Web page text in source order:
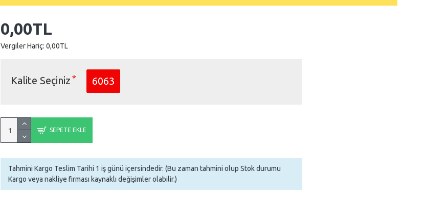
0,00TL
Vergiler Hariç: 0,00TL
SEPETE EKLE
Kalite Seçiniz 6063
Tahmini Kargo Teslim Tarihi 1 iş günü içersindedir. (Bu zaman tahmini olup Stok durumu
Kargo veya nakliye firması kaynaklı değişimler olabilir.)